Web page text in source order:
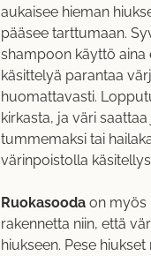
aukaisee hieman
pääsee tarttumaan.
shampoon käyttö aina
käsittelyä parantaa
huomattavasti.
kirkasta, ja väri
tummemaksi tai
värinpoistolla
Ruokasoodaon myös
rakennetta niin, että
hiukseen. Pese